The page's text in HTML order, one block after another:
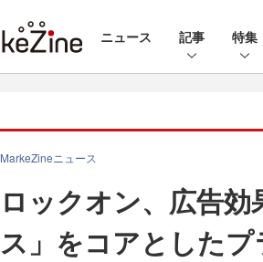
ニュース 記事 特集
MarkeZineニュース
ロックオン、広告
ス」をコアとした